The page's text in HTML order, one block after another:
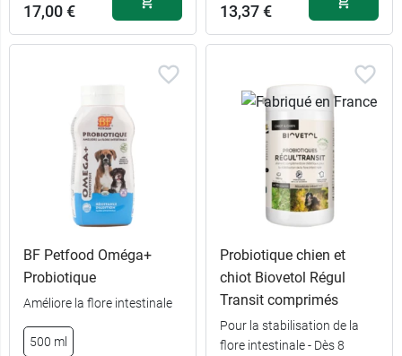
17,00 € 13,37 €
BF Petfood Oméga+
Probiotique
Améliore la flore intestinale
500 ml
Probiotique chien et
chiot Biovetol Régul
Transit comprimés
Pour la stabilisation de la
flore intestinale - Dès 8